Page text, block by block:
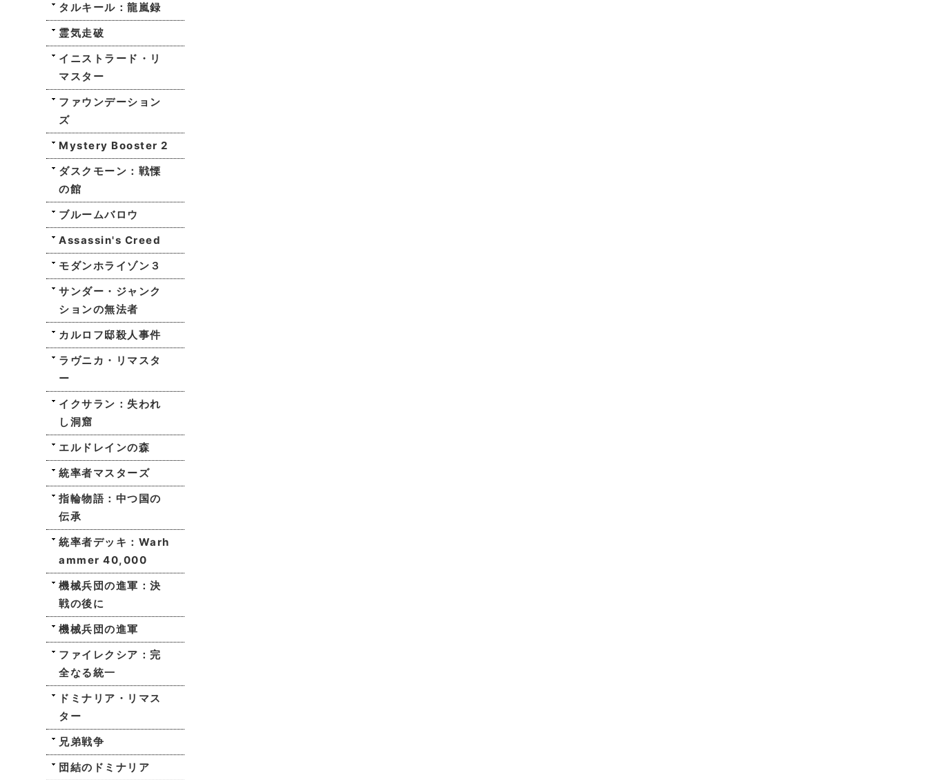
タルキール：龍嵐録
霊気走破
イニストラード・リ
マスター
ファウンデーション
ズ
Mystery Booster 2
ダスクモーン：戦慄
の館
ブルームバロウ
Assassin's Creed
モダンホライゾン３
サンダー・ジャンク
ションの無法者
カルロフ邸殺人事件
ラヴニカ・リマスタ
ー
イクサラン：失われ
し洞窟
エルドレインの森
統率者マスターズ
指輪物語：中つ国の
伝承
統率者デッキ：Warh
ammer 40,000
機械兵団の進軍：決
戦の後に
機械兵団の進軍
ファイレクシア：完
全なる統一
ドミナリア・リマス
ター
兄弟戦争
団結のドミナリア